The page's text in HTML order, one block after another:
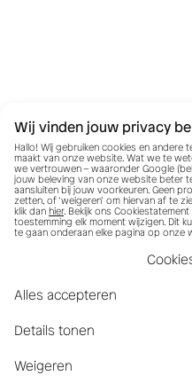
Wij vinden jouw privacy
Hallo! Wij gebruiken cookies en andere
maakt van onze website. Wat we te
we vertrouwen – waaronder Google
jouw beleving van onze website beter
aansluiten bij jouw voorkeuren. Geen
zetten, of ‘weigeren’ om hiervan af te
klik dan hier. Bekijk ons
toestemming elk moment wijzigen. Dit
te gaan onderaan elke pagina op onze
Alles accepteren
Details tonen
Weigeren